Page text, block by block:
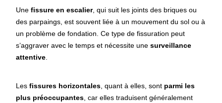
Unefissure en escalier, qui suit les joints des briques ou
des parpaings, est souvent liée à un mouvement du sol ou à
un problème de fondation. Ce type de fissuration peut
s’aggraver avec le temps et nécessite unesurveillance
attentive
Lesfissures horizontales , quant à elles, sont parmi les
plus préoccupantes , car elles traduisent généralement